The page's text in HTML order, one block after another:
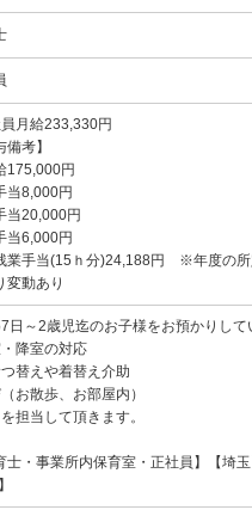
月給233,330円
備考】
175,000円
当8,000円
当20,000円
当6,000円
業手当(15ｈ分)24,188円 ※年度の所
変動あり
日～2歳児迄のお子様をお預かりして
・降室の対応
つ替えや着替え介助
お散歩、お部屋内）
担当して頂きます。
士・事業所内保育室・正社員】【埼玉